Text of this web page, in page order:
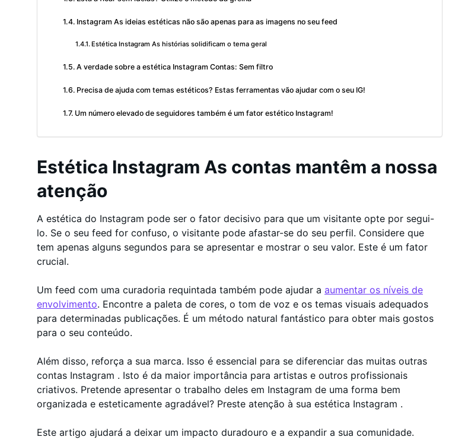
Instagram As ideias estéticas não são apenas para as imagens no seu feed
Estética Instagram As histórias solidificam o tema geral
A verdade sobre a estética Instagram Contas: Sem filtro
Precisa de ajuda com temas estéticos? Estas ferramentas vão ajudar com o seu IG!
Um número elevado de seguidores também é um fator estético Instagram!
Estética Instagram As contas mantêm a nossa
atenção
A estética do Instagram pode ser o fator decisivo para que um visitante opte por segui-
lo. Se o seu feed for confuso, o visitante pode afastar-se do seu perfil. Considere que
tem apenas alguns segundos para se apresentar e mostrar o seu valor. Este é um fator
crucial.
Um feed com uma curadoria requintada também pode ajudar a aumentar os níveis de
envolvimento. Encontre a paleta de cores, o tom de voz e os temas visuais adequados
para determinadas publicações. É um método natural fantástico para obter mais gostos
para o seu conteúdo.
Além disso, reforça a sua marca. Isso é essencial para se diferenciar das muitas outras
contas Instagram . Isto é da maior importância para artistas e outros profissionais
criativos. Pretende apresentar o trabalho deles em Instagram de uma forma bem
organizada e esteticamente agradável? Preste atenção à sua estética Instagram .
Este artigo ajudará a deixar um impacto duradouro e a expandir a sua comunidade.